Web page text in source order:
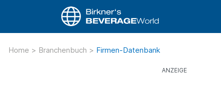
Home > Branchenbuch > Firmen-Datenbank